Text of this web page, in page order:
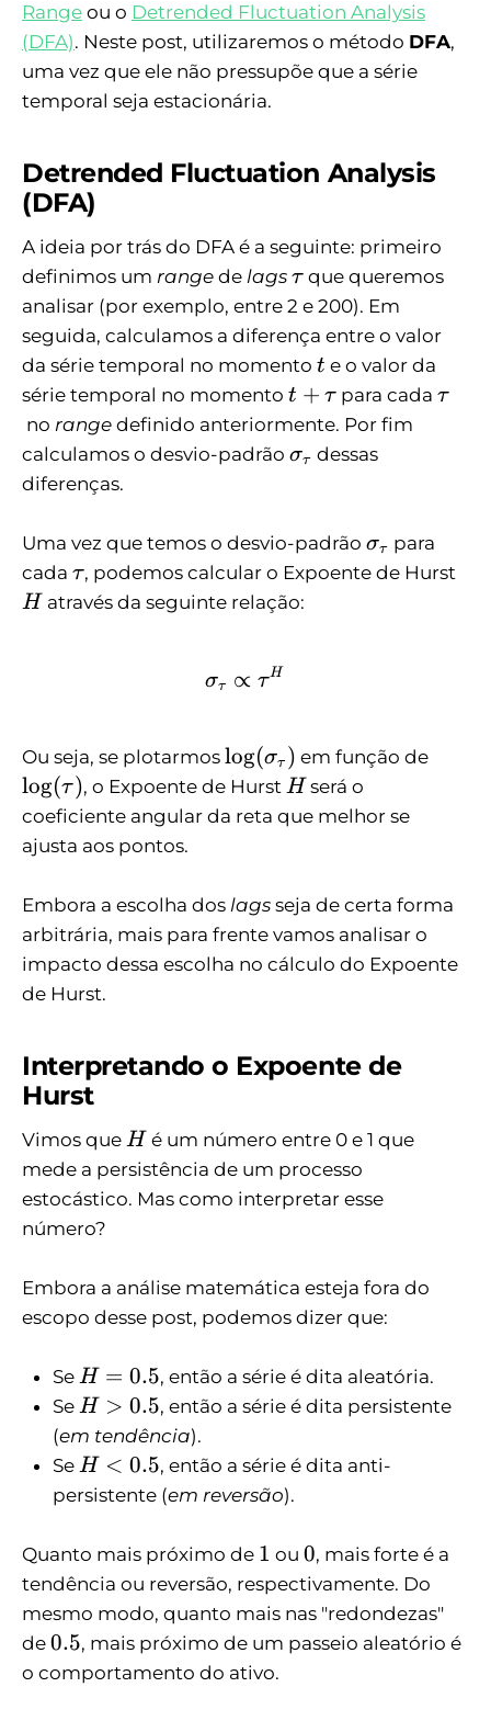
Range ou o Detrended Fluctuation Analysis
(DFA). Neste post, utilizaremos o método DFA,
uma vez que ele não pressupõe que a série
temporal seja estacionária.
Detrended Fluctuation Analysis
(DFA)
A ideia por trás do DFA é a seguinte: primeiro
definimos um range de lags \
t
a
u
τ que queremos
analisar (por exemplo, entre 2 e 200). Em
seguida, calculamos a diferença entre o valor
da série temporal no momento t
t e o valor da
série temporal no momento t
+
\
t + τ para cada\
τ
no range definido anteriormente. Por fim
calculamos o desvio-padrão \
a
_
\
στ ​ dessas
diferenças.
Uma vez que temos o desvio-padrão \
si
a
στ
para
cada \
t
τ, podemos calcular o Expoente de Hurst
H através da seguinte relação:
\sigma_\tau \propto
στ ∝ τH
Ou seja, se plotarmos \l
o
g
g
m
a
a
log(στ ) em função de
t
u
log(τ), o Expoente de Hurst H
Hserá o
coeficiente angular da reta que melhor se
ajusta aos pontos.
Embora a escolha dos lags seja de certa forma
arbitrária, mais para frente vamos analisar o
impacto dessa escolha no cálculo do Expoente
de Hurst.
Interpretando o Expoente de
Hurst
Vimos que H
Hé um número entre 0 e 1 que
mede a persistência de um processo
estocástico. Mas como interpretar esse
número?
Embora a análise matemática esteja fora do
escopo desse post, podemos dizer que:
Se H
=
0
.
5
H = 0.5, então a série é dita aleatória.
Se H
>
0
5
H > 0.5, então a série é dita persistente
(em tendência).
Se H
<
5
H < 0.5, então a série é dita anti-
persistente (em reversão).
Quanto mais próximo de 1
1 ou 0
0, mais forte é a
tendência ou reversão, respectivamente. Do
mesmo modo, quanto mais nas "redondezas"
de 0
.
0.5, mais próximo de um passeio aleatório é
o comportamento do ativo.